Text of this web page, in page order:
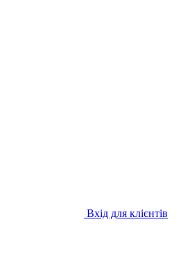
Вхід для клієнтів